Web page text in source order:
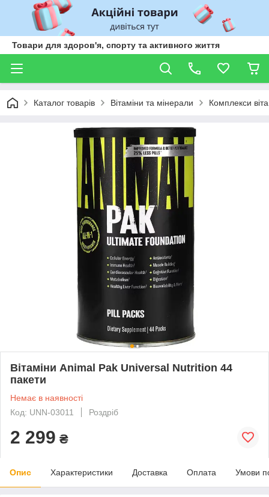
Товари для здоров'я, спорту та активного життя
Каталог товарів Вітаміни та мінерали Комплекси
Вітаміни Animal Pak Universal Nutrition 44
пакети
Немає в наявності
Код: UNN-03011
Роздріб
2 299 ₴
Опис Характеристики Доставка Оплата Умови